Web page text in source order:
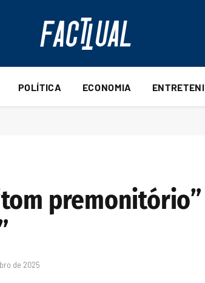
POLÍTICA ECONOMIA
de 2025